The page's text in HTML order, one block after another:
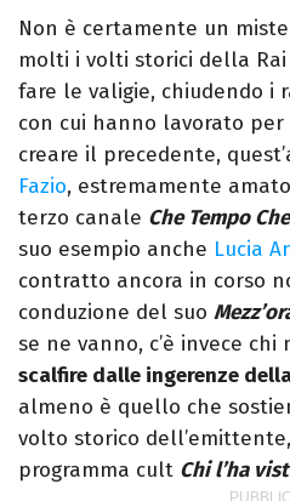
come Fashion
Comunicazione
Nuovi media
collaborando con
stampa.
Non è certamente un
molti i volti storici della
fare le valigie, chiudendo i
con cui hanno lavorato
creare il precedente,
Fazio, estremamente
terzo canale Che Tempo
suo esempio anche Lucia
contratto ancora in corso
conduzione del suo
se ne vanno, c’è invece chi
scalfire dalle ingerenze
almeno è quello che
volto storico
programma cult Chi l’ha